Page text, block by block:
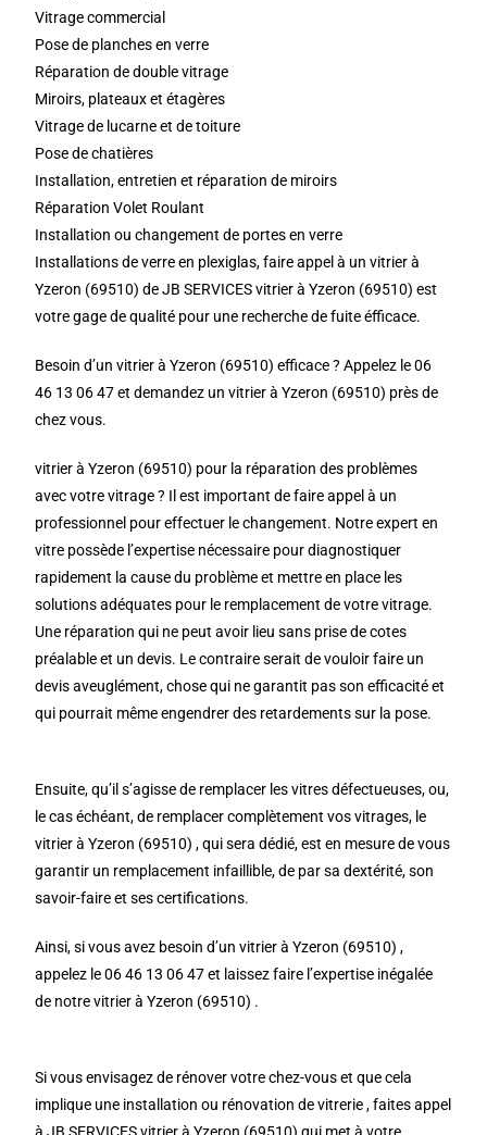
Vitrage commercial
Pose de planches en verre
Réparation de double vitrage
Miroirs, plateaux et étagères
Vitrage de lucarne et de toiture
Pose de chatières
Installation, entretien et réparation de miroirs
Réparation Volet Roulant
Installation ou changement de portes en verre
Installations de verre en plexiglas, faire appel à un vitrier à
Yzeron (69510) de JB SERVICES vitrier à Yzeron (69510) est
votre gage de qualité pour une recherche de fuite éfficace.
Besoin d’un vitrier à Yzeron (69510) efficace ? Appelez le 06
46 13 06 47 et demandez un vitrier à Yzeron (69510) près de
chez vous.
vitrier à Yzeron (69510) pour la réparation des problèmes
avec votre vitrage ? Il est important de faire appel à un
professionnel pour effectuer le changement. Notre expert en
vitre possède l’expertise nécessaire pour diagnostiquer
rapidement la cause du problème et mettre en place les
solutions adéquates pour le remplacement de votre vitrage.
Une réparation qui ne peut avoir lieu sans prise de cotes
préalable et un devis. Le contraire serait de vouloir faire un
devis aveuglément, chose qui ne garantit pas son efficacité et
qui pourrait même engendrer des retardements sur la pose.
Ensuite, qu’il s’agisse de remplacer les vitres défectueuses, ou,
le cas échéant, de remplacer complètement vos vitrages, le
vitrier à Yzeron (69510) , qui sera dédié, est en mesure de vous
garantir un remplacement infaillible, de par sa dextérité, son
savoir-faire et ses certifications.
Ainsi, si vous avez besoin d’un vitrier à Yzeron (69510) ,
appelez le 06 46 13 06 47 et laissez faire l’expertise inégalée
de notre vitrier à Yzeron (69510) .
Si vous envisagez de rénover votre chez-vous et que cela
implique une installation ou rénovation de vitrerie , faites appel